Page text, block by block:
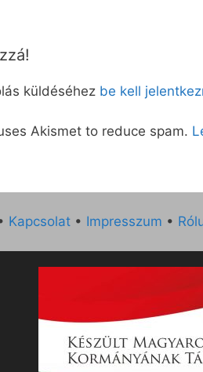
küldéséhez be kell
Akismet to reduce spam.
Kapcsolat • Impresszum •